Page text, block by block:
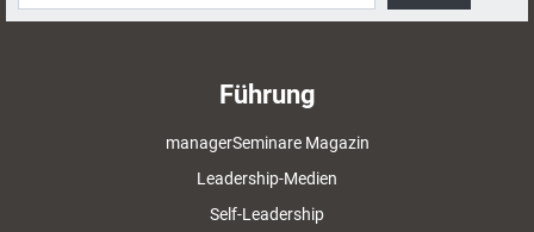
Führung
managerSeminare Magazin
Leadership-Medien
Self-Leadership